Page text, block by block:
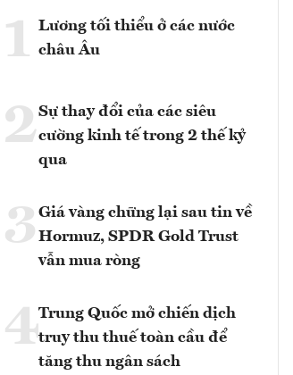
1 Lương tối thiểu ở các nước
châu Âu
2Sự thay đổi của các siêu
cường kinh tế trong 2 thế kỷ
qua
3 Giá vàng chững lại sau tin về
Hormuz, SPDR Gold Trust
vẫn mua ròng
4Trung Quốc mở chiến dịch
truy thu thuế toàn cầu để
tăng thu ngân sách